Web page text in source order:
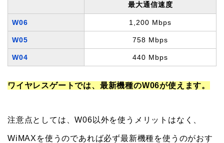
最大通信速度
W06 1,200 Mbps
W05 758 Mbps
W04 440 Mbps
ワイヤレスゲートでは、最新機種のW06が使えます。
注意点としては、W06以外を使うメリットはなく、
WiMAXを使うのであれば必ず最新機種を使うのがおす